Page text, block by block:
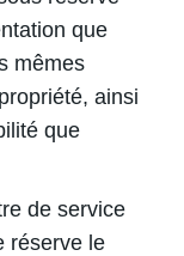
que
mêmes
ainsi
que
de service
réserve le